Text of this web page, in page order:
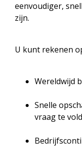
eenvoudiger,
zijn.
U kunt rekenen
Wereldwijd
Snelle
vraag te